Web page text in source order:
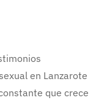
en Lanzarote
que crece